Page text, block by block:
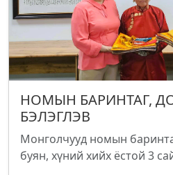
НОМЫН БАРИНТАГ,
БЭЛЭГЛЭВ
Монголчууд номын
буян, хүний хийх ёстой 3